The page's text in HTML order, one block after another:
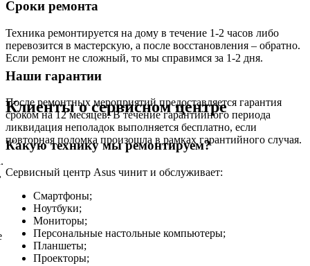
Сроки ремонта
Техника ремонтируется на дому в течение 1-2 часов либо
перевозится в мастерскую, а после восстановления – обратно.
Если ремонт не сложный, то мы справимся за 1-2 дня.
Наши гарантии
После ремонтных мероприятий предоставляется гарантия
сроком на 12 месяцев. В течение гарантийного периода
ликвидация неполадок выполняется бесплатно, если
повторная поломка произошла в рамках гарантийного случая.
Какую технику мы ремонтируем?
Сервисный центр Asus чинит и обслуживает:
Смартфоны;
Ноутбуки;
Мониторы;
Персональные настольные компьютеры;
Планшеты;
Проекторы;
Клиенты о сервисном центре